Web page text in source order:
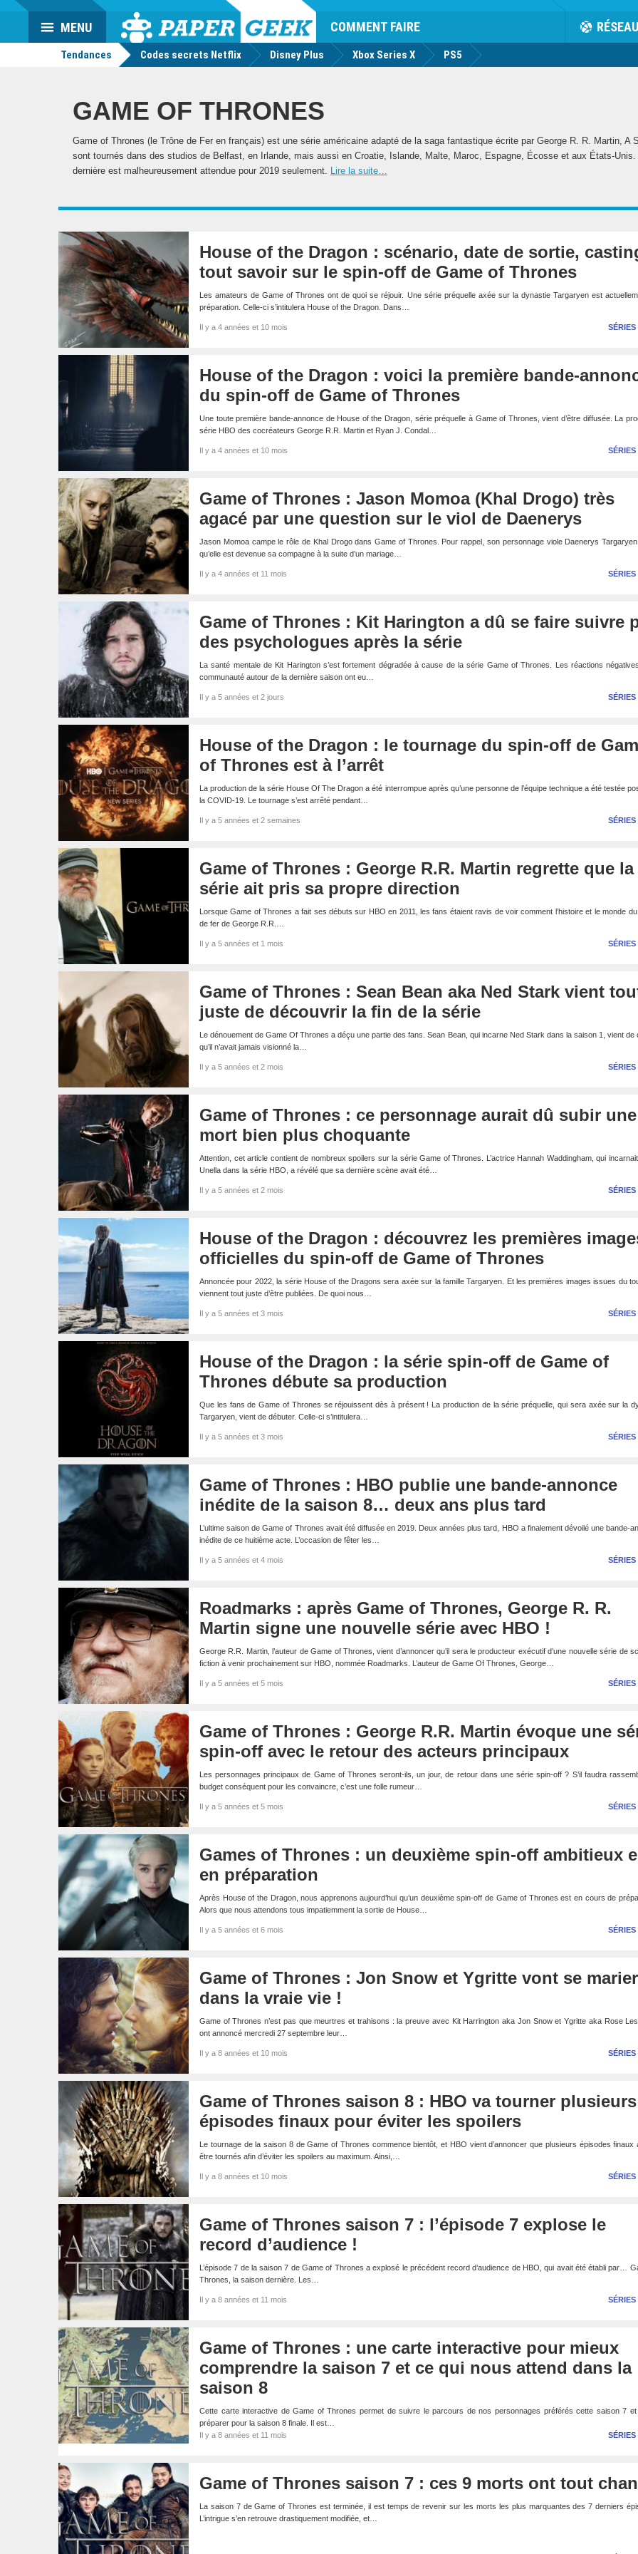
Actu
geek
COMMENT FAIRE RÉSEAU
MENU
Tendances Codes secrets Netflix Disney Plus Xbox Series X PS5
GAME OF THRONES
Game of Thrones (le Trône de Fer en français) est une série américaine adapté de la saga fantastique écrite par George R. R. Martin,
sont tournés dans des studios de Belfast, en Irlande, mais aussi en Croatie, Islande, Malte, Maroc, Espagne, Écosse et aux États-
dernière est malheureusement attendue pour 2019 seulement. Lire la suite…
House of the Dragon : scénario, date de sortie,
tout savoir sur le spin-off de Game of Thrones
Les amateurs de Game of Thrones ont de quoi se réjouir. Une série préquelle axée sur la dynastie Targaryen est
préparation. Celle-ci s’intitulera House of the Dragon. Dans…
Il y a 4 années et 10 mois SÉRIES
House of the Dragon : voici la première bande-
du spin-off de Game of Thrones
Une toute première bande-annonce de House of the Dragon, série préquelle à Game of Thrones, vient d’être diffusée. La
série HBO des cocréateurs George R.R. Martin et Ryan J. Condal…
Il y a 4 années et 10 mois SÉRIES
Game of Thrones : Jason Momoa (Khal Drogo) très
agacé par une question sur le viol de Daenerys
Jason Momoa campe le rôle de Khal Drogo dans Game of Thrones. Pour rappel, son personnage viole Daenerys
qu’elle est devenue sa compagne à la suite d’un mariage…
Il y a 4 années et 11 mois SÉRIES
Game of Thrones : Kit Harington a dû se faire suivre
des psychologues après la série
La santé mentale de Kit Harington s’est fortement dégradée à cause de la série Game of Thrones. Les réactions
communauté autour de la dernière saison ont eu…
Il y a 5 années et 2 jours SÉRIES
House of the Dragon : le tournage du spin-off de
of Thrones est à l’arrêt
La production de la série House Of The Dragon a été interrompue après qu’une personne de l’équipe technique a été testée
la COVID-19. Le tournage s’est arrêté pendant…
Il y a 5 années et 2 semaines SÉRIES
Game of Thrones : George R.R. Martin regrette que la
série ait pris sa propre direction
Lorsque Game of Thrones a fait ses débuts sur HBO en 2011, les fans étaient ravis de voir comment l’histoire et le monde
de fer de George R.R.…
Il y a 5 années et 1 mois SÉRIES
Game of Thrones : Sean Bean aka Ned Stark vient
juste de découvrir la fin de la série
Le dénouement de Game Of Thrones a déçu une partie des fans. Sean Bean, qui incarne Ned Stark dans la saison 1, vient de
qu’il n’avait jamais visionné la…
Il y a 5 années et 2 mois SÉRIES
Game of Thrones : ce personnage aurait dû subir une
mort bien plus choquante
Attention, cet article contient de nombreux spoilers sur la série Game of Thrones. L’actrice Hannah Waddingham, qui
Unella dans la série HBO, a révélé que sa dernière scène avait été…
Il y a 5 années et 2 mois SÉRIES
House of the Dragon : découvrez les premières
officielles du spin-off de Game of Thrones
Annoncée pour 2022, la série House of the Dragons sera axée sur la famille Targaryen. Et les premières images issues du
viennent tout juste d’être publiées. De quoi nous…
Il y a 5 années et 3 mois SÉRIES
House of the Dragon : la série spin-off de Game of
Thrones débute sa production
Que les fans de Game of Thrones se réjouissent dès à présent ! La production de la série préquelle, qui sera axée sur la
Targaryen, vient de débuter. Celle-ci s’intitulera…
Il y a 5 années et 3 mois SÉRIES
Game of Thrones : HBO publie une bande-annonce
inédite de la saison 8… deux ans plus tard
L’ultime saison de Game of Thrones avait été diffusée en 2019. Deux années plus tard, HBO a finalement dévoilé une bande-
inédite de ce huitième acte. L’occasion de fêter les…
Il y a 5 années et 4 mois SÉRIES
Roadmarks : après Game of Thrones, George R. R.
Martin signe une nouvelle série avec HBO !
George R.R. Martin, l’auteur de Game of Thrones, vient d’annoncer qu’il sera le producteur exécutif d’une nouvelle série de
fiction à venir prochainement sur HBO, nommée Roadmarks. L’auteur de Game Of Thrones, George…
Il y a 5 années et 5 mois SÉRIES
Game of Thrones : George R.R. Martin évoque une
spin-off avec le retour des acteurs principaux
Les personnages principaux de Game of Thrones seront-ils, un jour, de retour dans une série spin-off ? S’il faudra
budget conséquent pour les convaincre, c’est une folle rumeur…
Il y a 5 années et 5 mois SÉRIES
Games of Thrones : un deuxième spin-off ambitieux
en préparation
Après House of the Dragon, nous apprenons aujourd’hui qu’un deuxième spin-off de Game of Thrones est en cours de
Alors que nous attendons tous impatiemment la sortie de House…
Il y a 5 années et 6 mois SÉRIES
Game of Thrones : Jon Snow et Ygritte vont se marier
dans la vraie vie !
Game of Thrones n’est pas que meurtres et trahisons : la preuve avec Kit Harrington aka Jon Snow et Ygritte aka Rose
ont annoncé mercredi 27 septembre leur…
Il y a 8 années et 10 mois SÉRIES
Game of Thrones saison 8 : HBO va tourner plusieurs
épisodes finaux pour éviter les spoilers
Le tournage de la saison 8 de Game of Thrones commence bientôt, et HBO vient d’annoncer que plusieurs épisodes finaux
être tournés afin d’éviter les spoilers au maximum. Ainsi,…
Il y a 8 années et 10 mois SÉRIES
Game of Thrones saison 7 : l’épisode 7 explose le
record d’audience !
L’épisode 7 de la saison 7 de Game of Thrones a explosé le précédent record d’audience de HBO, qui avait été établi par…
Thrones, la saison dernière. Les…
Il y a 8 années et 11 mois SÉRIES
Game of Thrones : une carte interactive pour mieux
comprendre la saison 7 et ce qui nous attend dans la
saison 8
Cette carte interactive de Game of Thrones permet de suivre le parcours de nos personnages préférés cette saison 7
préparer pour la saison 8 finale. Il est…
Il y a 8 années et 11 mois
SÉRIES
Game of Thrones saison 7 : ces 9 morts ont tout
La saison 7 de Game of Thrones est terminée, il est temps de revenir sur les morts les plus marquantes des 7 derniers
L’intrigue s’en retrouve drastiquement modifiée, et…
Dark
Mode